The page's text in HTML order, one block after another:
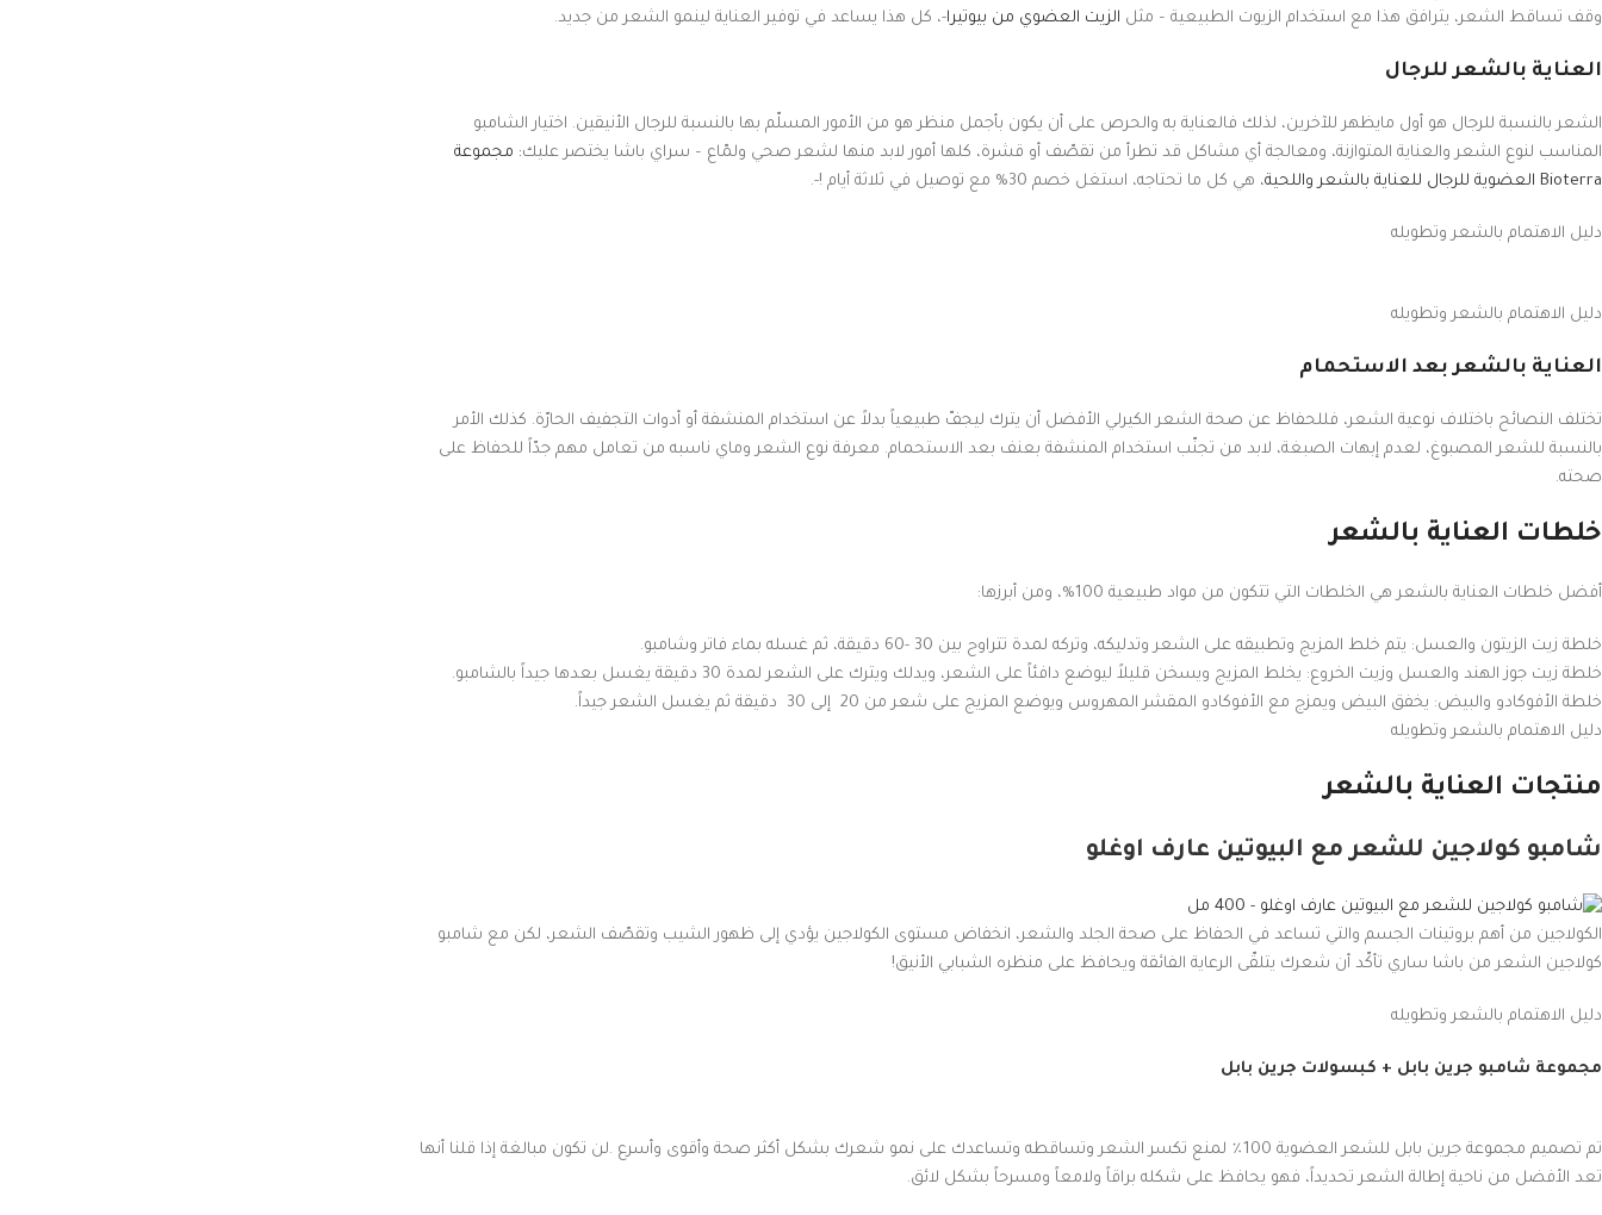
وقف تساقط الشعر، يترافق هذا مع استخدام الزيوت الطبيعية – مثل الزيت العضوي من بيوتيرا-، كل هذا يساعد في توفير العناية لينمو الشعر من جديد.
العناية بالشعر للرجال
الشعر بالنسبة للرجال هو أول مايظهر للآخرين، لذلك فالعناية به والحرص على أن يكون بأجمل منظر هو من الأمور المسلّم بها بالنسبة للرجال الأنيقين. اختيار الشامبو
المناسب لنوع الشعر والعناية المتوازنة، ومعالجة أي مشاكل قد تطرأ من تقصّف أو قشرة، كلها أمور لابد منها لشعر صحي ولمّاع – سراي باشا يختصر عليك: مجموعة
Bioterra العضوية للرجال للعناية بالشعر واللحية
، هي كل ما تحتاجه، استغل خصم 30% مع توصيل في ثلاثة أيام !-.
دليل الاهتمام بالشعر وتطويله
دليل الاهتمام بالشعر وتطويله
العناية بالشعر بعد الاستحمام
تختلف النصائح باختلاف نوعية الشعر، فللحفاظ عن صحة الشعر الكيرلي الأفضل أن يترك ليجفّ طبيعياً بدلاً عن استخدام المنشفة أو أدوات التجفيف الحارّة. كذلك الأمر
بالنسبة للشعر المصبوغ، لعدم إبهات الصبغة، لابد من تجنّب استخدام المنشفة بعنف بعد الاستحمام. معرفة نوع الشعر وماي ناسبه من تعامل مهم جدّاً للحفاظ على
صحته.
خلطات العناية بالشعر
أفضل خلطات العناية بالشعر هي الخلطات التي تتكون من مواد طبيعية 100%، ومن أبرزها:
خلطة زيت الزيتون والعسل: يتم خلط المزيج وتطبيقه على الشعر وتدليكه، وتركه لمدة تتراوح بين 30 -60 دقيقة، ثم غسله بماء فاتر وشامبو.
خلطة زيت جوز الهند والعسل وزيت الخروع: يخلط المزيج ويسخن قليلاً ليوضع دافئاً على الشعر، ويدلك ويترك على الشعر لمدة 30 دقيقة يغسل بعدها جيداً بالشامبو.
خلطة الأفوكادو والبيض: يخفق البيض ويمزج مع الأفوكادو المقشر المهروس ويوضع المزيج على شعر من 20 إلى 30 دقيقة ثم يغسل الشعر جيداً.
دليل الاهتمام بالشعر وتطويله
منتجات العناية بالشعر
شامبو كولاجين للشعر مع البيوتين عارف اوغلو
الكولاجين من أهم بروتينات الجسم والتي تساعد في الحفاظ على صحة الجلد والشعر، انخفاض مستوى الكولاجين يؤدي إلى ظهور الشيب وتقصّف الشعر، لكن مع شامبو
كولاجين الشعر من باشا ساري تأكّد أن شعرك يتلقّى الرعاية الفائقة ويحافظ على منظره الشبابي الأنيق!
دليل الاهتمام بالشعر وتطويله
مجموعة شامبو جرين بابل + كبسولات جرين بابل
تم تصميم مجموعة جرين بابل للشعر العضوية 100٪ لمنع تكسر الشعر وتساقطه وتساعدك على نمو شعرك بشكل أكثر صحة وأقوى وأسرع .لن تكون مبالغة إذا قلنا أنها
تعد الأفضل من ناحية إطالة الشعر تحديداً، فهو يحافظ على شكله براقاً ولامعاً ومسرحاً بشكل لائق.